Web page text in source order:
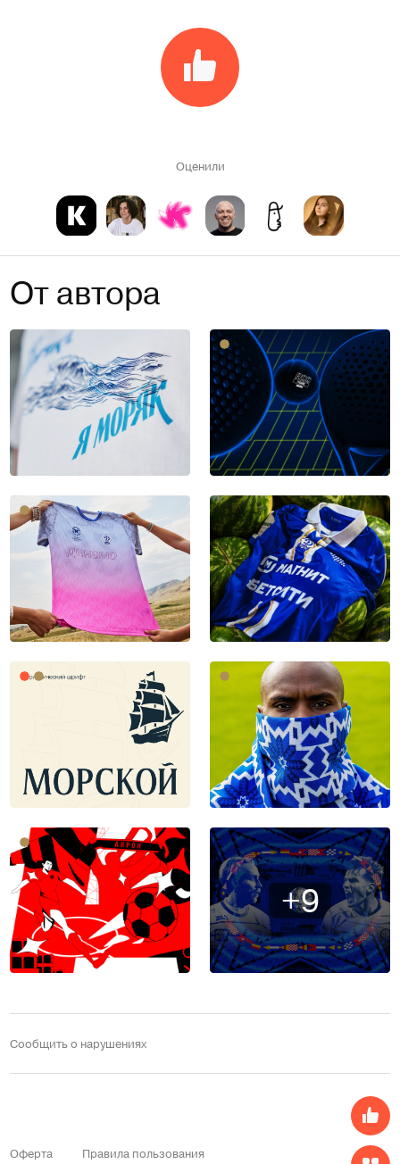
Оценили
От автора
+9
Сообщить о нарушениях
Оферта
Правила пользования